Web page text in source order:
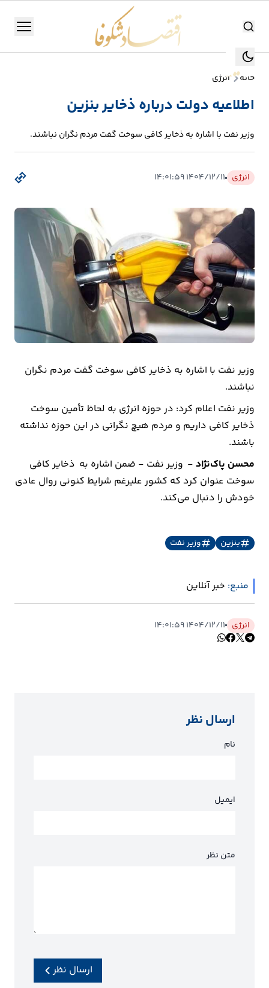
جستجو جستجو
منو
تولید
و
بانک،
بورس
و
بیمه
اقتصاد
جهان
و
تجارت
کشاورزی
و
مسکن
ایران
عمومی
خانه انرژی
اطلاعیه دولت درباره ذخایر بنزین
وزیر نفت با اشاره به ذخایر کافی سوخت گفت مردم نگران نباشند.
انرژی ۱۴۰۴/۱۲/۱۱ ۱۴:۰۱:۵۹
وزیر نفت با اشاره به ذخایر کافی سوخت گفت مردم نگران
نباشند.
وزیر نفت اعلام کرد: در حوزه انرژی به لحاظ تأمین سوخت
ذخایر کافی داریم و مردم هیچ نگرانی در این حوزه نداشته
باشند.
محسن پاک‌نژاد - وزیر نفت - ضمن اشاره به ذخایر کافی
سوخت عنوان کرد که کشور علیرغم شرایط کنونی روال عادی
خودش را دنبال می‌کند.
بنزین وزیر نفت
منبع: خبر آنلاین
انرژی ۱۴۰۴/۱۲/۱۱ ۱۴:۰۱:۵۹
ارسال نظر
نام
ایمیل
متن نظر
ارسال نظر